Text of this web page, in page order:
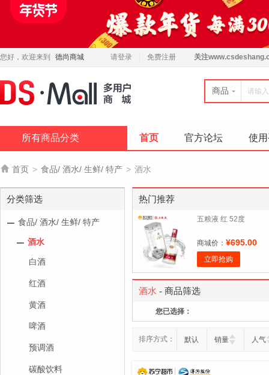
您好，欢迎来到 德尚商城 请登录 免费注册 关注
商品
所有商品分类 首页 官方论坛 使
 首页 > 食品/ 酒水/ 生鲜/ 特产 > 酒水
分类筛选
食品/ 酒水/ 生鲜/ 特产
酒水
白酒
红酒
黄酒
啤酒
预调酒
碳酸饮料
热门推荐
五粮液 红 52度
商城价： ¥695.00
立即抢购
酒水 - 商品筛选
您已选择：
排序方式： 默认 销量 人气